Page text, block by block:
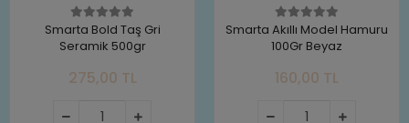
Smarta Bold Taş Gri
Seramik 500gr
275,00 TL
Smarta Akıllı Model Hamuru
100Gr Beyaz
160,00 TL